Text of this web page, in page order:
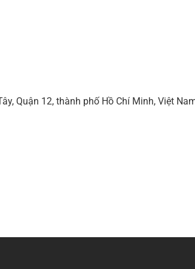
Quận 12, thành phố Hồ Chí Minh, Việt